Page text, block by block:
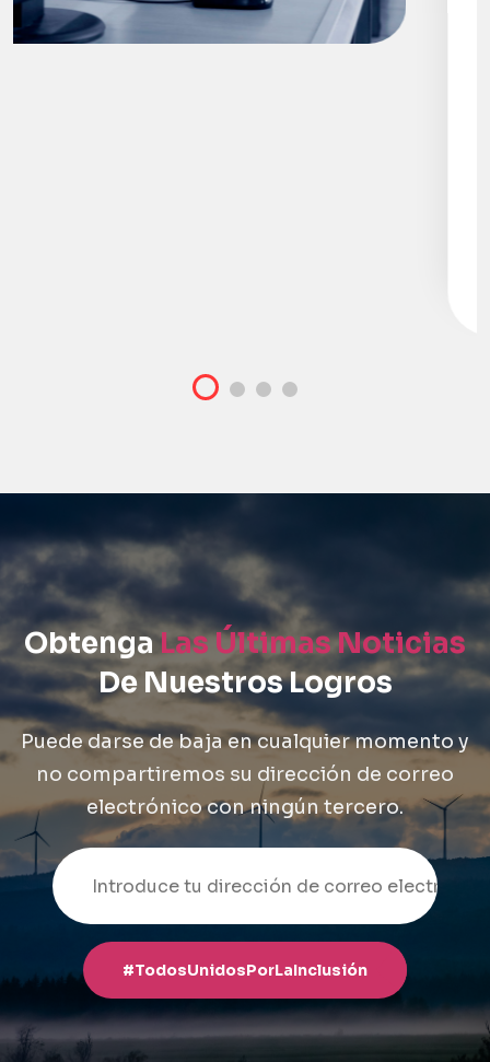
a través de la tecnología y
ObtengaLas Últimas Noticias
De Nuestros Logros
Puede darse de baja en cualquier momento y
no compartiremos su dirección de correo
electrónico con ningún tercero.
#TodosUnidosPorLaInclusión